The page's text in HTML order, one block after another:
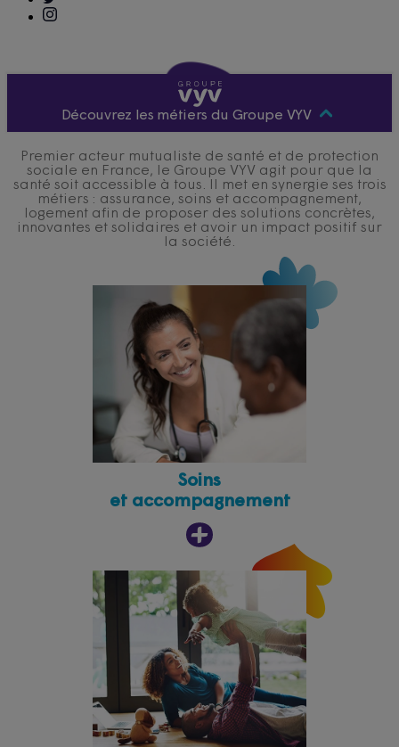
Découvrez les métiers du Groupe VYV
Premier acteur mutualiste de santé et de protection
sociale en France, le Groupe VYV agit pour que la
santé soit accessible à tous. Il met en synergie ses trois
métiers : assurance, soins et accompagnement,
logement afin de proposer des solutions concrètes,
innovantes et solidaires et avoir un impact positif sur
la société.
Soins
et accompagnement